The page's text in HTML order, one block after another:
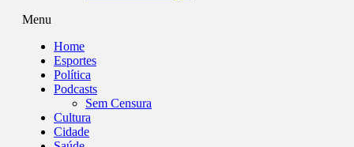
Menu
Home
Esportes
Política
Podcasts
Sem Censura
Cultura
Cidade